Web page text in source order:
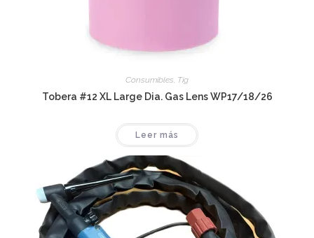
Consumibles Tig
Tobera #12 XL Large Dia. Gas Lens WP17/18/26
Leer más